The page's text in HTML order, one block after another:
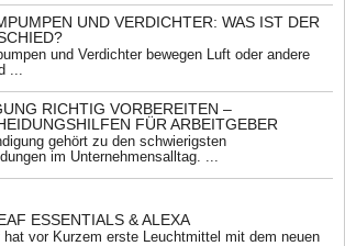
UND VERDICHTER: WAS IST DER
und Verdichter bewegen Luft oder andere
...
RICHTIG VORBEREITEN –
FÜR ARBEITGEBER
gehört zu den schwierigsten
im Unternehmensalltag. ...
ESSENTIALS & ALEXA
hat vor Kurzem erste Leuchtmittel mit dem neuen